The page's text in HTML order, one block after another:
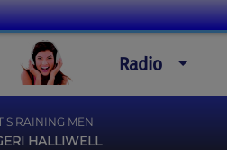
Radio
S RAINING MEN
HALLIWELL